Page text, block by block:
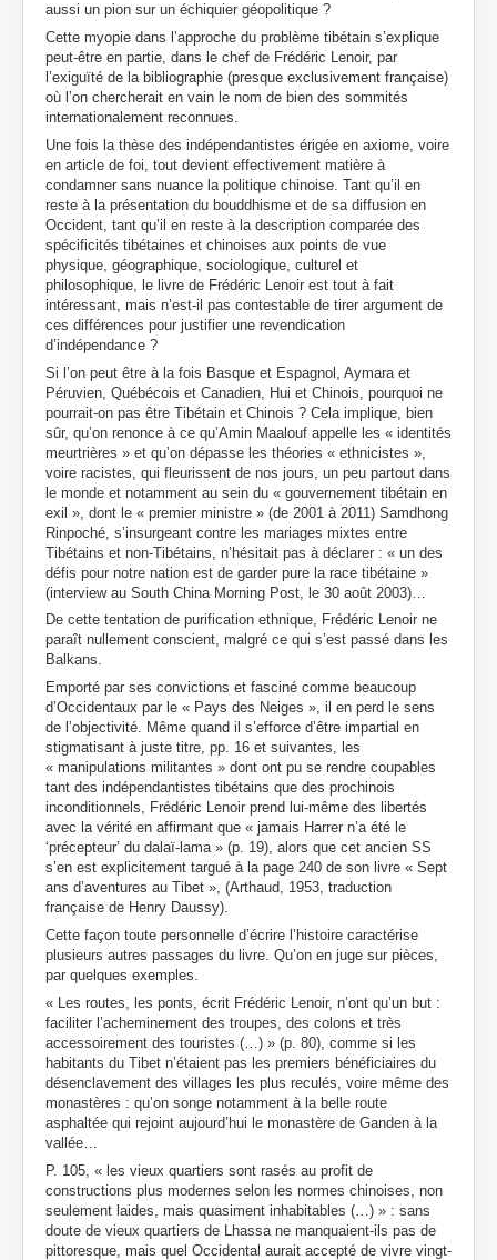
aussi un pion sur un échiquier géopolitique ?
Cette myopie dans l’approche du problème tibétain s’explique
peut-être en partie, dans le chef de Frédéric Lenoir, par
l’exiguïté de la bibliographie (presque exclusivement française)
où l’on chercherait en vain le nom de bien des sommités
internationalement reconnues.
Une fois la thèse des indépendantistes érigée en axiome, voire
en article de foi, tout devient effectivement matière à
condamner sans nuance la politique chinoise. Tant qu’il en
reste à la présentation du bouddhisme et de sa diffusion en
Occident, tant qu’il en reste à la description comparée des
spécificités tibétaines et chinoises aux points de vue
physique, géographique, sociologique, culturel et
philosophique, le livre de Frédéric Lenoir est tout à fait
intéressant, mais n’est-il pas contestable de tirer argument de
ces différences pour justifier une revendication
d’indépendance ?
Si l’on peut être à la fois Basque et Espagnol, Aymara et
Péruvien, Québécois et Canadien, Hui et Chinois, pourquoi ne
pourrait-on pas être Tibétain et Chinois ? Cela implique, bien
sûr, qu’on renonce à ce qu’Amin Maalouf appelle les « identités
meurtrières » et qu’on dépasse les théories « ethnicistes »,
voire racistes, qui fleurissent de nos jours, un peu partout dans
le monde et notamment au sein du « gouvernement tibétain en
exil », dont le « premier ministre » (de 2001 à 2011) Samdhong
Rinpoché, s’insurgeant contre les mariages mixtes entre
Tibétains et non-Tibétains, n’hésitait pas à déclarer : « un des
défis pour notre nation est de garder pure la race tibétaine »
(interview au South China Morning Post, le 30 août 2003)…
De cette tentation de purification ethnique, Frédéric Lenoir ne
paraît nullement conscient, malgré ce qui s’est passé dans les
Balkans.
Emporté par ses convictions et fasciné comme beaucoup
d’Occidentaux par le « Pays des Neiges », il en perd le sens
de l’objectivité. Même quand il s’efforce d’être impartial en
stigmatisant à juste titre, pp. 16 et suivantes, les
« manipulations militantes » dont ont pu se rendre coupables
tant des indépendantistes tibétains que des prochinois
inconditionnels, Frédéric Lenoir prend lui-même des libertés
avec la vérité en affirmant que « jamais Harrer n’a été le
‘précepteur’ du dalaï-lama » (p. 19), alors que cet ancien SS
s’en est explicitement targué à la page 240 de son livre « Sept
ans d’aventures au Tibet », (Arthaud, 1953, traduction
française de Henry Daussy).
Cette façon toute personnelle d’écrire l’histoire caractérise
plusieurs autres passages du livre. Qu’on en juge sur pièces,
par quelques exemples.
« Les routes, les ponts, écrit Frédéric Lenoir, n’ont qu’un but :
faciliter l’acheminement des troupes, des colons et très
accessoirement des touristes (…) » (p. 80), comme si les
habitants du Tibet n’étaient pas les premiers bénéficiaires du
désenclavement des villages les plus reculés, voire même des
monastères : qu’on songe notamment à la belle route
asphaltée qui rejoint aujourd’hui le monastère de Ganden à la
vallée…
P. 105, « les vieux quartiers sont rasés au profit de
constructions plus modernes selon les normes chinoises, non
seulement laides, mais quasiment inhabitables (…) » : sans
doute de vieux quartiers de Lhassa ne manquaient-ils pas de
pittoresque, mais quel Occidental aurait accepté de vivre vingt-